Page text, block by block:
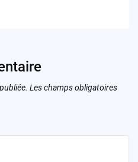
Les champs obligatoires